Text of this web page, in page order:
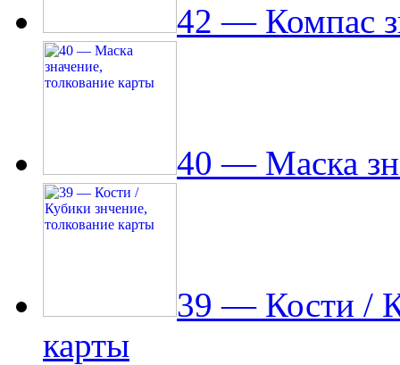
42 — Компас
40 — Маска
39 — Кости /
карты